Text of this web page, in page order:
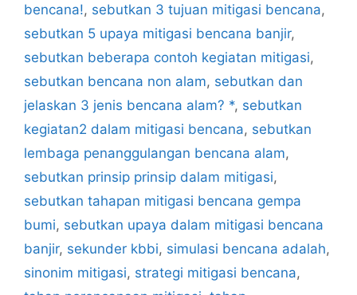
bencana!, sebutkan 3 tujuan mitigasi bencana,
sebutkan 5 upaya mitigasi bencana banjir,
sebutkan beberapa contoh kegiatan mitigasi,
sebutkan bencana non alam, sebutkan dan
jelaskan 3 jenis bencana alam? *, sebutkan
kegiatan2 dalam mitigasi bencana, sebutkan
lembaga penanggulangan bencana alam,
sebutkan prinsip prinsip dalam mitigasi,
sebutkan tahapan mitigasi bencana gempa
bumi, sebutkan upaya dalam mitigasi bencana
banjir, sekunder kbbi, simulasi bencana adalah,
sinonim mitigasi, strategi mitigasi bencana,